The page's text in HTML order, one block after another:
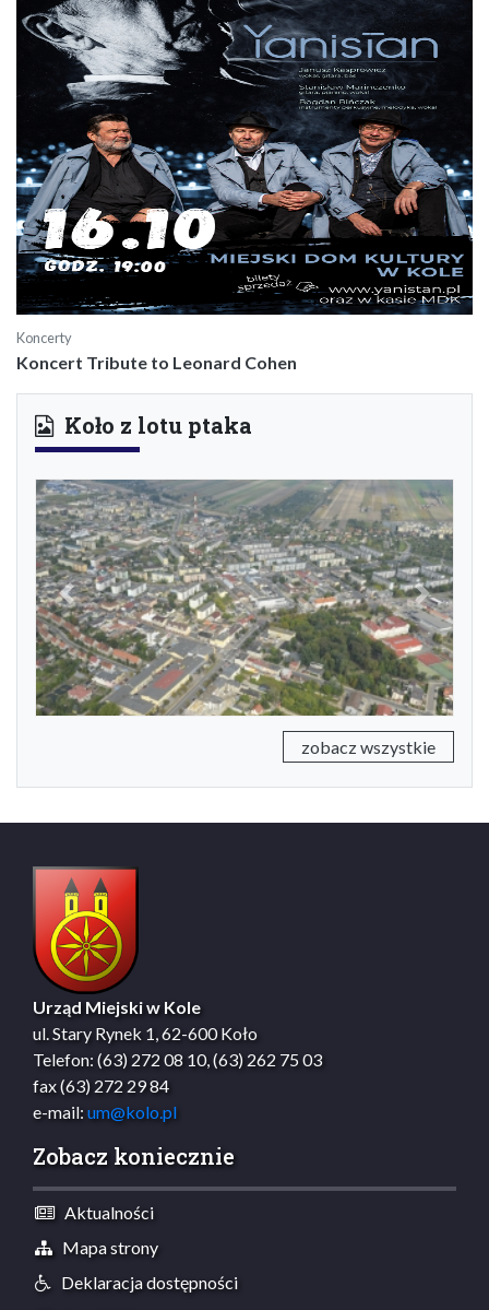
Koncerty
Koncert Tribute to Leonard Cohen
Koło z lotu ptaka
Previous Next
zobacz wszystkie
Urząd Miejski w Kole
ul. Stary Rynek 1, 62-600 Koło
Telefon: (63) 272 08 10, (63) 262 75 03
fax (63) 272 29 84
e-mail: um@kolo.pl
Zobacz koniecznie
Aktualności
Mapa strony
Deklaracja dostępności